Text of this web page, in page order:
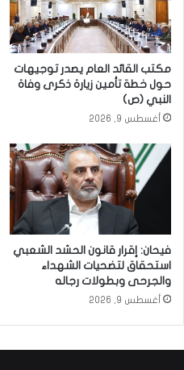
مكتب القائد العام يصدر توجيهات
حول خطة تأمين زيارة ذكرى وفاة
النبي (ص)
أغسطس 9, 2026
فيحان: إقرار قانون الحشد الشعبي
استحقاق لتضحيات الشهداء
والجرحى وبطولات رجاله
أغسطس 9, 2026